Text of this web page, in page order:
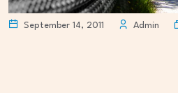
September 14, 2011 Admin